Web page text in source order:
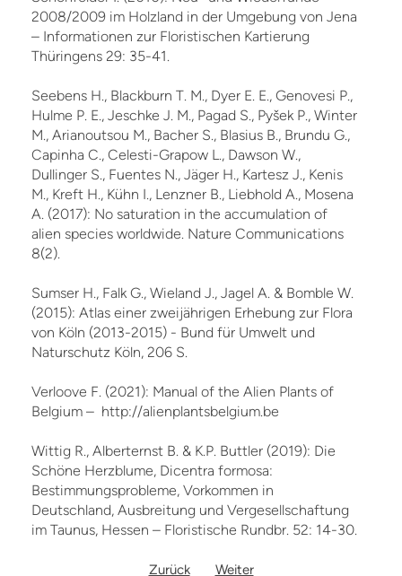
2008/2009 im Holzland in der Umgebung von Jena
– Informationen zur Floristischen Kartierung
Thüringens 29: 35-41.
Seebens H., Blackburn T. M., Dyer E. E., Genovesi P.,
Hulme P. E., Jeschke J. M., Pagad S., Pyšek P., Winter
M., Arianoutsou M., Bacher S., Blasius B., Brundu G.,
Capinha C., Celesti-Grapow L., Dawson W.,
Dullinger S., Fuentes N., Jäger H., Kartesz J., Kenis
M., Kreft H., Kühn I., Lenzner B., Liebhold A., Mosena
A. (2017): No saturation in the accumulation of
alien species worldwide. Nature Communications
8(2).
Sumser H., Falk G., Wieland J., Jagel A. & Bomble W.
(2015): Atlas einer zweijährigen Erhebung zur Flora
von Köln (2013-2015) - Bund für Umwelt und
Naturschutz Köln, 206 S.
Verloove F. (2021): Manual of the Alien Plants of
Belgium – http://alienplantsbelgium.be
Wittig R., Alberternst B. & K.P. Buttler (2019): Die
Schöne Herzblume, Dicentra formosa:
Bestimmungsprobleme, Vorkommen in
Deutschland, Ausbreitung und Vergesellschaftung
im Taunus, Hessen – Floristische Rundbr. 52: 14-30.
Zurück Weiter